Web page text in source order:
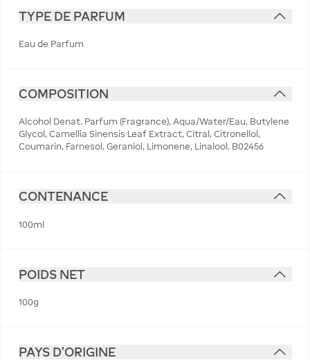
TYPE DE PARFUM
Eau de Parfum
COMPOSITION
Alcohol Denat. Parfum (Fragrance), Aqua/Water/Eau, Butylene
Glycol, Camellia Sinensis Leaf Extract, Citral, Citronellol,
Coumarin, Farnesol, Geraniol, Limonene, Linalool. B02456
CONTENANCE
100ml
POIDS NET
100g
PAYS D'ORIGINE